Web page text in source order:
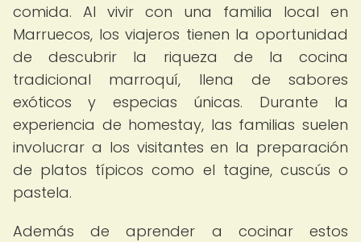
comida. Al vivir con una familia local en
Marruecos, los viajeros tienen la oportunidad
de descubrir la riqueza de la cocina
tradicional marroquí, llena de sabores
exóticos y especias únicas. Durante la
experiencia de homestay, las familias suelen
involucrar a los visitantes en la preparación
de platos típicos como el tagine, cuscús o
pastela.
Además de aprender a cocinar estos